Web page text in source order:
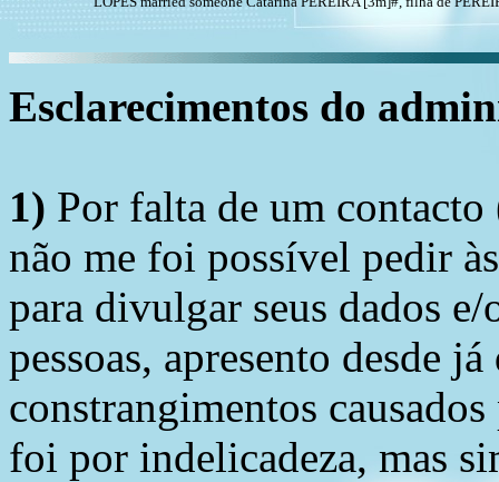
Esclarecimentos do
1) Por falta de um
não me foi possível pedir
para divulgar seus dados
pessoas, apresento desde
constrangimentos
foi por indelicadeza, mas